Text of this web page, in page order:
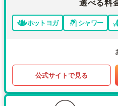
選べる料
ホットヨガ シャワー
公式サイトで見る